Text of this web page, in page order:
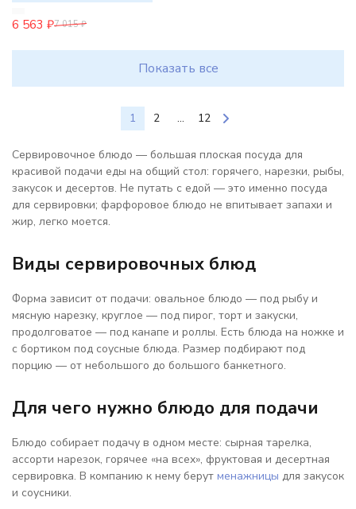
6 563 ₽7 015 ₽
Показать все
1 2 ... 12
Сервировочное блюдо — большая плоская посуда для
красивой подачи еды на общий стол: горячего, нарезки, рыбы,
закусок и десертов. Не путать с едой — это именно посуда
для сервировки; фарфоровое блюдо не впитывает запахи и
жир, легко моется.
Виды сервировочных блюд
Форма зависит от подачи: овальное блюдо — под рыбу и
мясную нарезку, круглое — под пирог, торт и закуски,
продолговатое — под канапе и роллы. Есть блюда на ножке и
с бортиком под соусные блюда. Размер подбирают под
порцию — от небольшого до большого банкетного.
Для чего нужно блюдо для подачи
Блюдо собирает подачу в одном месте: сырная тарелка,
ассорти нарезок, горячее «на всех», фруктовая и десертная
сервировка. В компанию к нему берут менажницы для закусок
и соусники.